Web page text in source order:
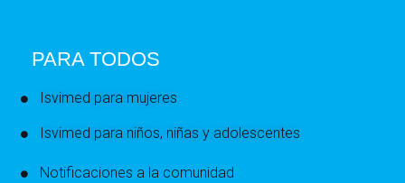
PARA TODOS
Isvimed para mujeres
Isvimed para niños, niñas y adolescentes
Notificaciones a la comunidad